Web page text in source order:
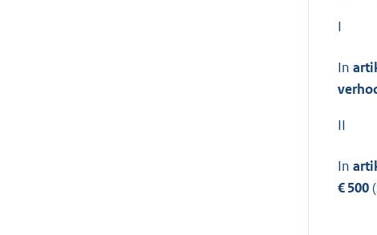
I
In
II
In
€ 500